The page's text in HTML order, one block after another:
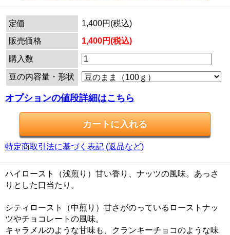
定価
1,400円(税込)
販売価格
1,400円(税込)
購入数
豆の内容量・形状
オプションの値段詳細はこちら
特定商取引法に基づく表記 (返品など)
ハイロースト（浅煎り）甘い香り、ナッツの風味。あっさ
りとした口当たり。
シティロースト（中煎り）甘さがのっているローストナッ
ツやチョコレートの風味。
キャラメルのような甘味も、クランキーチョコのような味